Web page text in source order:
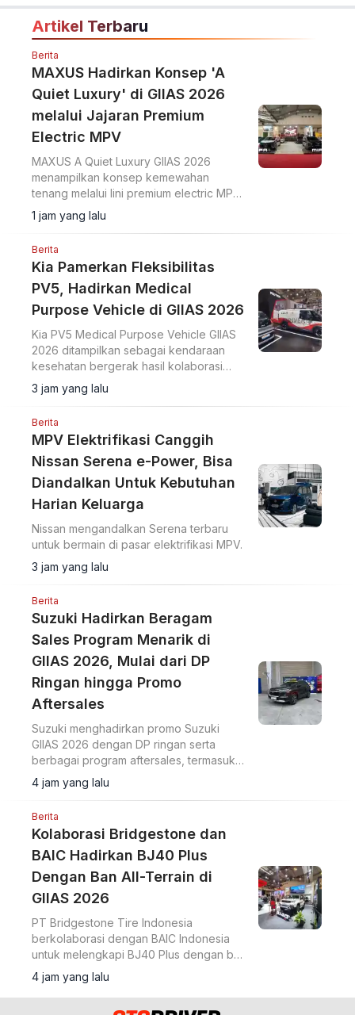
Artikel Terbaru
Berita
MAXUS Hadirkan Konsep 'A
Quiet Luxury' di GIIAS 2026
melalui Jajaran Premium
Electric MPV
MAXUS A Quiet Luxury GIIAS 2026
menampilkan konsep kemewahan
tenang melalui lini premium electric MPV
MIFA 7 dan MIFA 9 di ICE BSD City.
1 jam yang lalu
Berita
Kia Pamerkan Fleksibilitas
PV5, Hadirkan Medical
Purpose Vehicle di GIIAS 2026
Kia PV5 Medical Purpose Vehicle GIIAS
2026 ditampilkan sebagai kendaraan
kesehatan bergerak hasil kolaborasi
dengan Eka Hospital dan mitra lainnya.
3 jam yang lalu
Berita
MPV Elektrifikasi Canggih
Nissan Serena e-Power, Bisa
Diandalkan Untuk Kebutuhan
Harian Keluarga
Nissan mengandalkan Serena terbaru
untuk bermain di pasar elektrifikasi MPV.
3 jam yang lalu
Berita
Suzuki Hadirkan Beragam
Sales Program Menarik di
GIIAS 2026, Mulai dari DP
Ringan hingga Promo
Aftersales
Suzuki menghadirkan promo Suzuki
GIIAS 2026 dengan DP ringan serta
berbagai program aftersales, termasuk
diskon suku cadang dan voucher selama
pameran di ICE BSD City.
4 jam yang lalu
Berita
Kolaborasi Bridgestone dan
BAIC Hadirkan BJ40 Plus
Dengan Ban All-Terrain di
GIIAS 2026
PT Bridgestone Tire Indonesia
berkolaborasi dengan BAIC Indonesia
untuk melengkapi BJ40 Plus dengan ban
Bridgestone Dueler A/T002 di GIIAS
2026.
4 jam yang lalu